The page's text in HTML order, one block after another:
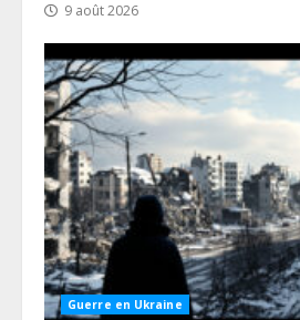
9 août 2026
Guerre en Ukraine